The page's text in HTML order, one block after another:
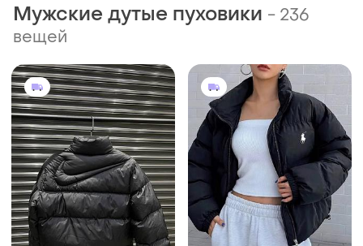
Мужские дутые пуховики - 236
вещей